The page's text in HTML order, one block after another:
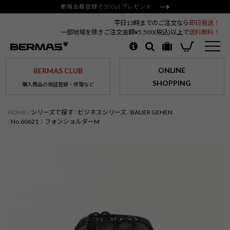
新規会員登録で500ptプレゼント
平日13時までのご注文なら 即日発送！
一部地域を除きご注文金額¥5,500(税込)以上で送料無料！
BERMAS CLUB
購入商品の保証登録・修理など
ONLINE
SHOPPING
HOME シリーズで探す ビジネスシリーズ
BAUER GEHEN
No.60621：フォンショルダーM